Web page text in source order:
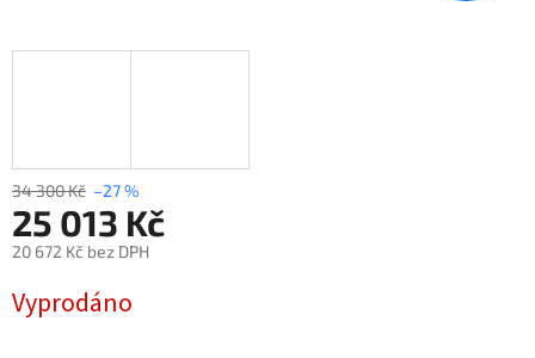
34 300 Kč –27 %
25 013 Kč
20 672 Kč bez DPH
cena:
Vyprodáno